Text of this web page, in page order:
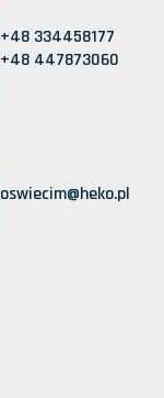
+48 334458177
+48 447873060
oswiecim@heko.pl